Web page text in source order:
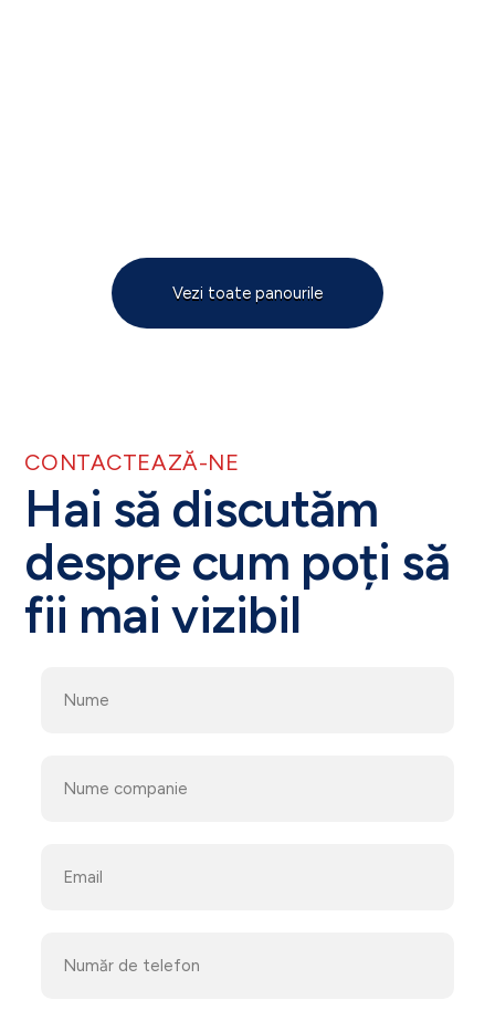
Vezi toate panourile
CONTACTEAZĂ-NE
Hai să discutăm
despre cum poți să
fii mai vizibil